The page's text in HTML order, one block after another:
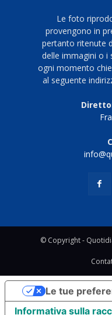
Le foto
provengono in
pertanto ritenute
delle immagini o i
ogni momento
al seguente
© Copyright -
Informativa sulla
Le tue